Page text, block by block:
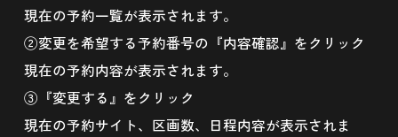
現在の予約一覧が表示されます。
②変更を希望する予約番号の『内容確認』をクリック
現在の予約内容が表示されます。
③『変更する』をクリック
現在の予約サイト、区画数、日程内容が表示されま